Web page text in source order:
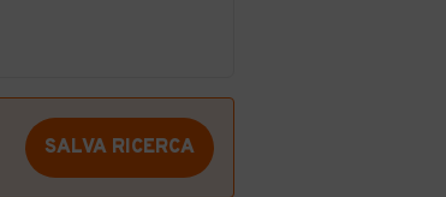
SALVA RICERCA